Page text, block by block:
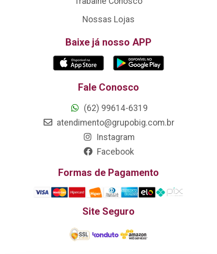
Nossas Lojas
Baixe já nosso APP
Fale Conosco
(62) 99614-6319
atendimento@grupobig.com.br
Instagram
Facebook
Formas de Pagamento
Site Seguro